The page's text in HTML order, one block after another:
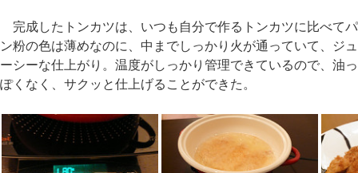
完成したトンカツは、いつも自分で作るトンカツに比べてパ
ン粉の色は薄めなのに、中までしっかり火が通っていて、ジュ
ーシーな仕上がり。温度がしっかり管理できているので、油っ
ぽくなく、サクッと仕上げることができた。